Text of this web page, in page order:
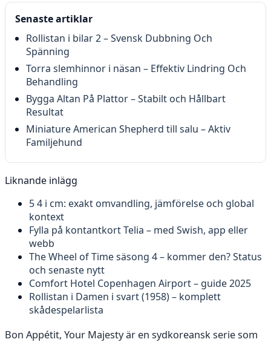
Senaste artiklar
Rollistan i bilar 2 – Svensk Dubbning Och
Spänning
Torra slemhinnor i näsan – Effektiv Lindring Och
Behandling
Bygga Altan På Plattor – Stabilt och Hållbart
Resultat
Miniature American Shepherd till salu – Aktiv
Familjehund
Liknande inlägg
5 4 i cm: exakt omvandling, jämförelse och global
kontext
Fylla på kontantkort Telia – med Swish, app eller
webb
The Wheel of Time säsong 4 – kommer den? Status
och senaste nytt
Comfort Hotel Copenhagen Airport – guide 2025
Rollistan i Damen i svart (1958) – komplett
skådespelarlista
Bon Appétit, Your Majesty är en sydkoreansk serie som